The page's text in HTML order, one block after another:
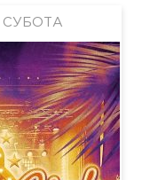
СУБОТА